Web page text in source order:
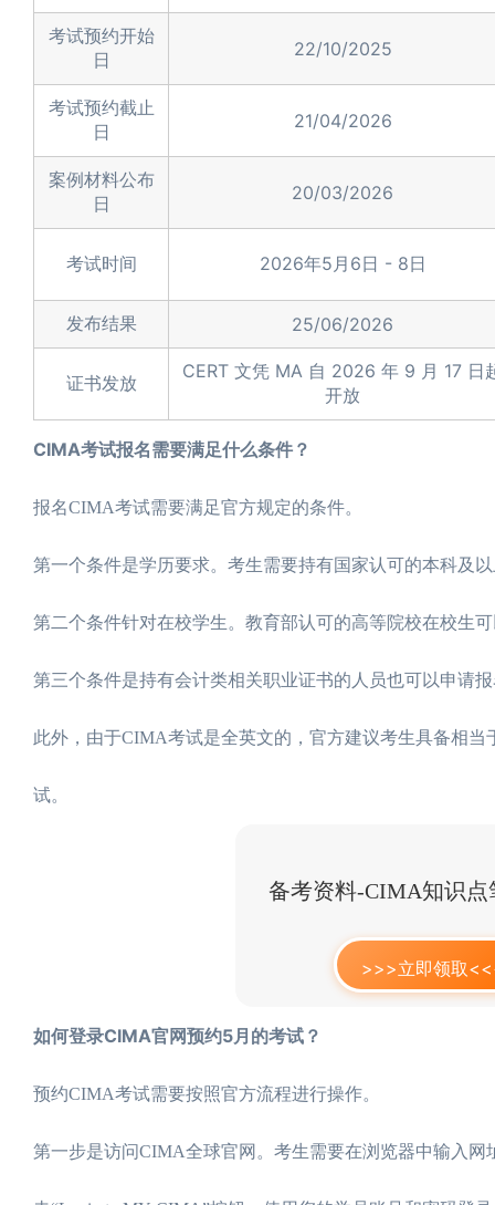
考试预约开始
日
22/10/2025
考试预约截止
日
21/04/2026
案例材料公布
日
20/03/2026
考试时间 2026年5月6日 - 8日
发布结果 25/06/2026
证书发放
CERT 文凭 MA 自 2026 年 9 月 17 日
开放
CIMA考试报名需要满足什么条件？
报名CIMA考试需要满足官方规定的条件。
第一个条件是学历要求。考生需要持有国家认可的本科及
第二个条件针对在校学生。教育部认可的高等院校在校生
第三个条件是持有会计类相关职业证书的人员也可以申请
此外，由于CIMA考试是全英文的，官方建议考生具备相
试。
备考资料-CIMA知识点
>>>立即领取
如何登录CIMA官网预约5月的考试？
预约CIMA考试需要按照官方流程进行操作。
第一步是访问CIMA全球官网。考生需要在浏览器中输入网